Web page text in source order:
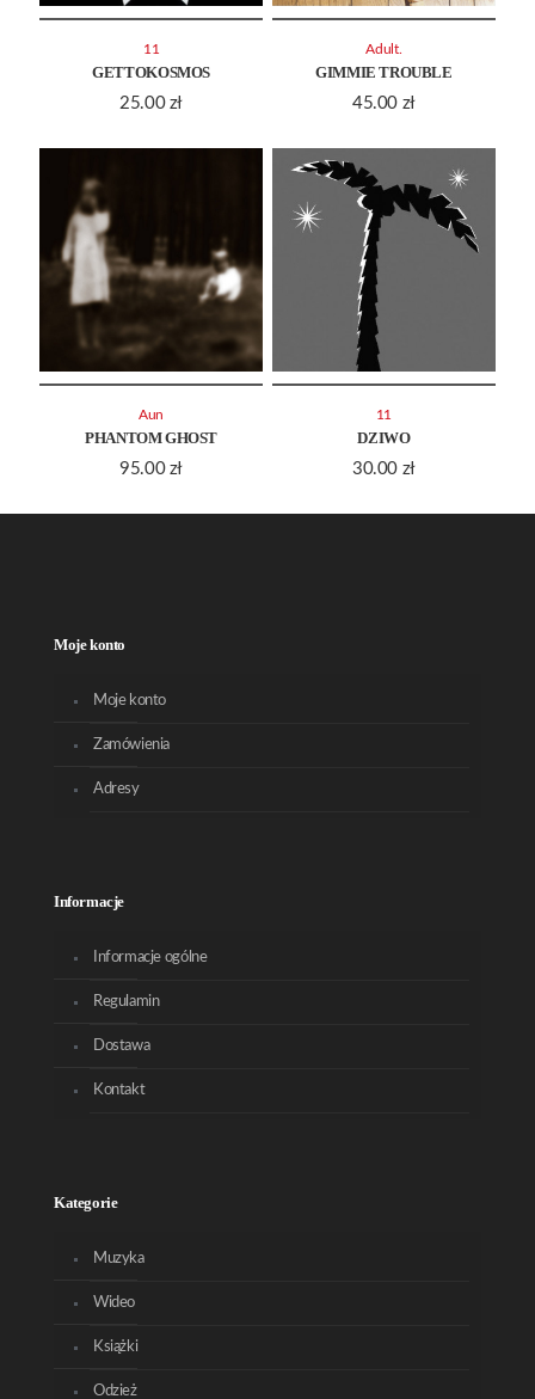
GETTOKOSMOS
25.00 zł
11
GIMMIE TROUBLE
45.00 zł
Adult.
PHANTOM GHOST
95.00 zł
Aun
DZIWO
30.00 zł
11
Moje konto
Moje konto
Zamówienia
Adresy
Informacje
Informacje ogólne
Regulamin
Dostawa
Kontakt
Kategorie
Muzyka
Wideo
Książki
Odzież